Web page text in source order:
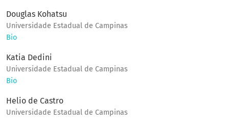
Douglas Kohatsu
Universidade Estadual de Campinas
Bio
Katia Dedini
Universidade Estadual de Campinas
Bio
Helio de Castro
Universidade Estadual de Campinas